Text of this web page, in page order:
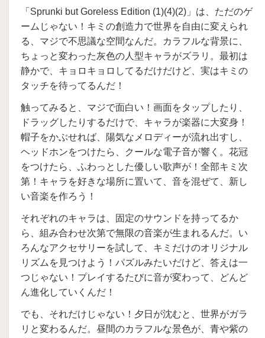
「Sprunki but Goreless Edition (1)(4)(2)」は、ただのゲ
ームじゃない！キミの創造力で世界を自由に変えられ
る、マジで不思議な空間なんだ。カラフルな背景に、
ちょっと変わった灰色の人型キャラがズラリ。最初は
静かで、キョロキョロしてるだけだけど、実はキミの
タッチを待ってるんだ！
触ってみると、マジで面白い！画面をタップしたり、
ドラッグしたりするだけで、キャラが楽器に大変身！
帽子をかぶせれば、陽気なメロディーが流れ出すし、
ヘッドホンをつけたら、クールな電子音が響く。花冠
をつけたら、ふわっとした優しい歌声が！全部キミ次
第！キャラを好きな場所に置いて、音を混ぜて、新し
い音楽を作ろう！
それぞれのキャラは、固定のサウンドを持ってるか
ら、組み合わせ次第で無限の音楽が生まれるんだ。い
ろんなアクセサリーを試して、キミだけのオリジナル
リズムを見つけよう！パズルみたいだけど、答えは一
つじゃない！プレイするたびに音が変わって、どんど
ん進化していくんだ！
でも、それだけじゃない！夕日が沈むと、世界がガラ
リと変わるんだ。昼間のカラフルな景色が、青や紫の